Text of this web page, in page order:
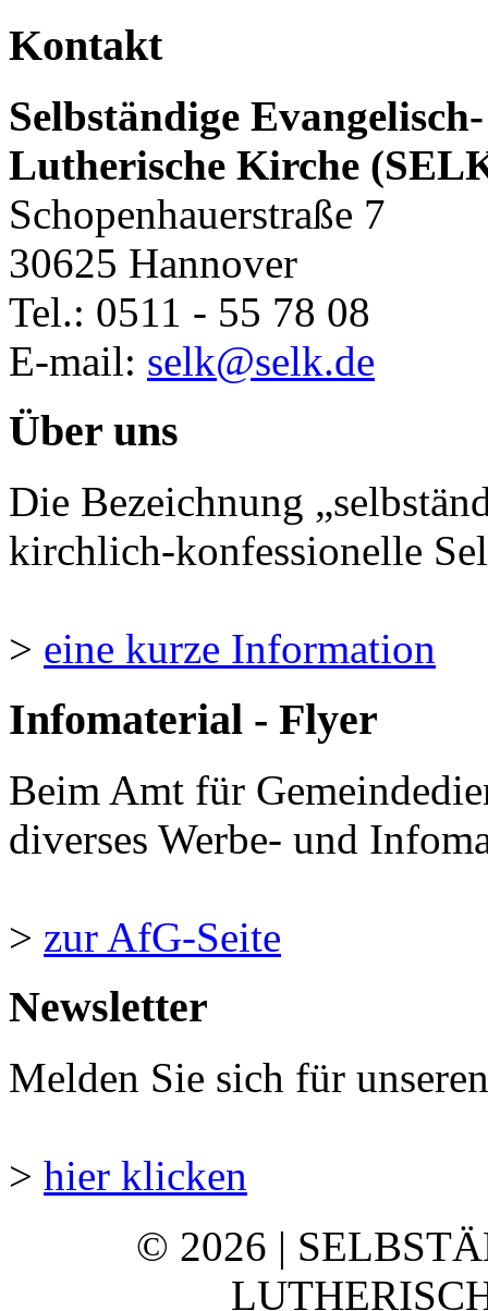
Kontakt
Selbständige Evangelisch-
Lutherische Kirche
Schopenhauerstraße 7
30625 Hannover
Tel.: 0511 - 55 78 08
E-mail: selk@selk.de
Über uns
Die Bezeichnung
kirchlich-konfessionelle
> eine kurze Information
Infomaterial - Flyer
Beim Amt für
diverses Werbe- und
> zur AfG-Seite
Newsletter
Melden Sie sich für
> hier klicken
© 2026 |